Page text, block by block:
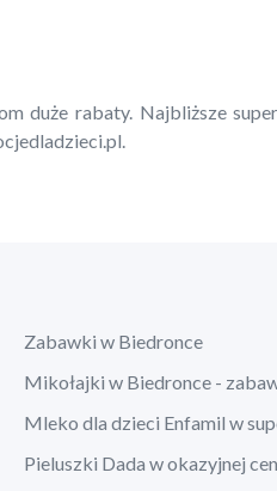
duże rabaty. Najbliższe
Zabawki w Biedronce
Mikołajki w Biedronce -
Mleko dla dzieci Enfamil w
Pieluszki Dada w okazyjnej